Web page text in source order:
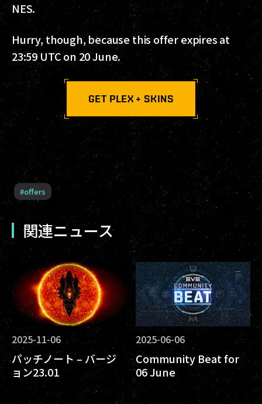
NES.
Hurry, though, because this offer expires at
23:59 UTC on 20 June.
GET PLEX + SKINS
#offers
関連ニュース
2025-11-06
パッチノート – バージ
ョン23.01
2025-06-06
Community Beat for
06 June